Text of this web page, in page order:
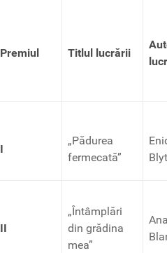
Premiul Titlul lucrării
I
„Pădurea
fermecată”
II
„Întâmplări
din grădina
mea”